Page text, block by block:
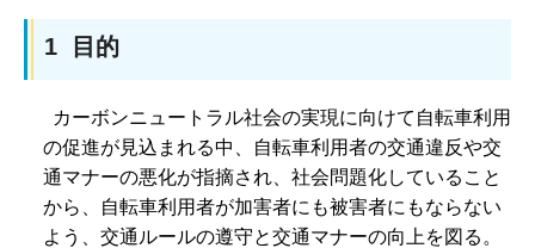
1 目的
カーボンニュートラル社会の実現に向けて自転車利用
の促進が見込まれる中、自転車利用者の交通違反や交
通マナーの悪化が指摘され、社会問題化していること
から、自転車利用者が加害者にも被害者にもならない
よう、交通ルールの遵守と交通マナーの向上を図る。